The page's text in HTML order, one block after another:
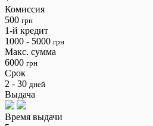
Комиссия
500 грн
1-й кредит
1000 - 5000 грн
Макс. сумма
6000 грн
Срок
2 - 30 дней
Выдача
Время выдачи